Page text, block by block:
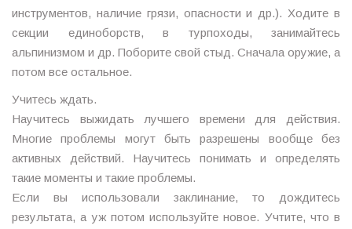
инструментов, наличие грязи, опасности и др.). Ходите в
секции единоборств, в турпоходы, занимайтесь
альпинизмом и др. Поборите свой стыд. Сначала оружие, а
потом все остальное.
Учитесь ждать.
Научитесь выжидать лучшего времени для действия.
Многие проблемы могут быть разрешены вообще без
активных действий. Научитесь понимать и определять
такие моменты и такие проблемы.
Если вы использовали заклинание, то дождитесь
результата, а уж потом используйте новое. Учтите, что в